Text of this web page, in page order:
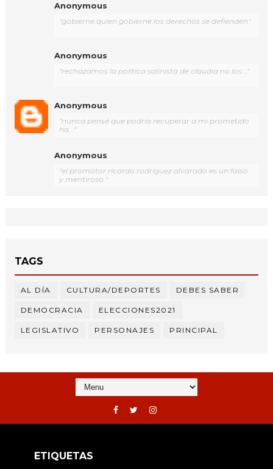
Anonymous
"gobierne quien gobierne los derechos se defienden"
Anonymous
"rechazamos la política salinista de claudia no los..."
Anonymous
"nunca pensé que podría recuperar a mi prometido
ha..."
Anonymous
"el promotor ricardo rodríguez alvarado es un falso
y mentiroso "
TAGS
AL DÍA CULTURA/DEPORTES DEBES SABER
DEMOCRACIA ELECCIONES2021
LEGISLATIVO PERSONAJES PRINCIPAL
ETIQUETAS